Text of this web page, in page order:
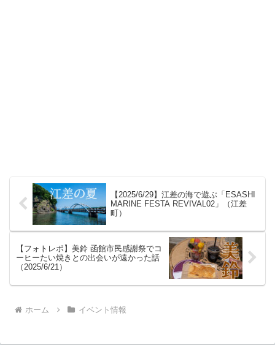
【2025/6/29】江差の海で遊ぶ「ESASHI
MARINE FESTA REVIVAL02」（江差
町）
【フォトレポ】美鈴 函館市民感謝祭でコ
ーヒーたい焼きとの出会いが遠かった話
（2025/6/21）
ホーム イベント情報